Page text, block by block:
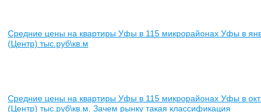
Средние цены на квартиры Уфы в 115 микрорайонах Уфы в
(Центр) тыс.руб\кв.м
Средние цены на квартиры Уфы в 115 микрорайонах Уфы в
(Центр) тыс.руб\кв.м. Зачем рынку такая классификация